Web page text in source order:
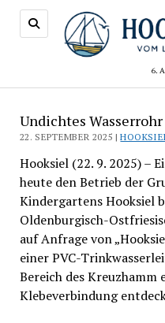
6.
Undichtes
22. SEPTEMBER 2025 |
Hooksiel (22. 9. 2025) –
heute den Betrieb der
Kindergartens Hooksiel
Oldenburgisch-
auf Anfrage von
einer PVC-
Bereich des Kreuzhamm
Klebeverbindung